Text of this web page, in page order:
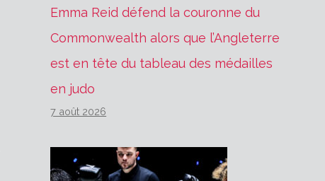
Emma Reid défend la couronne du
Commonwealth alors que l’Angleterre
est en tête du tableau des médailles
en judo
7 août 2026